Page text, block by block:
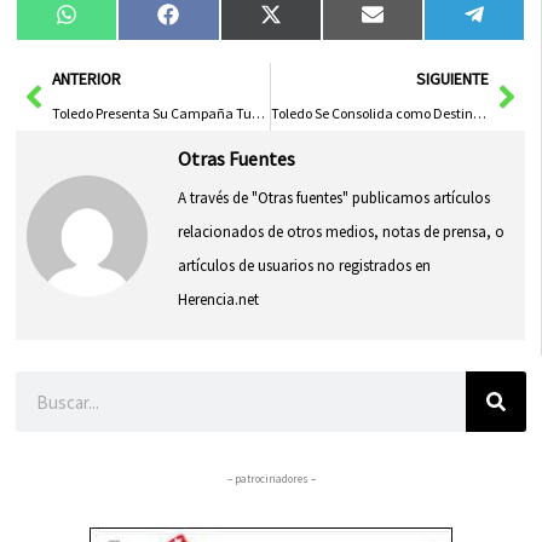
Compartir
en
WhatsAppCompartir
en
FacebookCompartir
en
X
(Twitter)
Compartir
en
Email
en
AntANTERIOR
Toledo Presenta Su Campaña Turística 2026: Calidad, Experiencias y Grandes Efemérides
SIGUIENTE
Toledo Se Consolida como Destino Turístico Nacional en Auge de Visitantes
Otras Fuentes
A través de "Otras fuentes" publicamos artículos
relacionados de otros medios, notas de prensa, o
artículos de usuarios no registrados en
Herencia.net
– patrocinadores –